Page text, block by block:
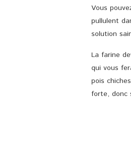
Vous
pullulent
solution
La farine
qui vous
pois
forte, donc